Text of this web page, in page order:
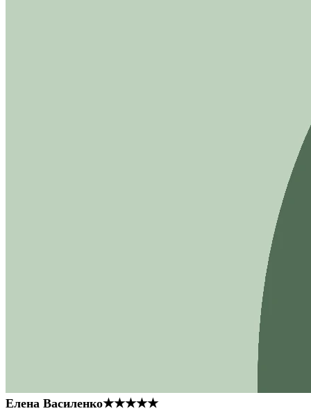
Елена Василенко★★★★★